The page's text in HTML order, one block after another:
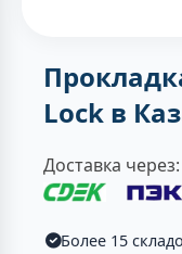
Lock в
Доставка через:
Более 15